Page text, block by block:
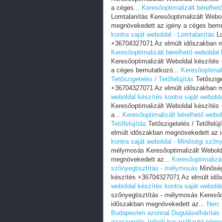
a céges... Keresőoptimalizált
Lomtalanítás Keresőoptimalizált
megnövekedett az igény a céges
kontra saját weboldal - Lomtalanítás
+36704327071 Az elmúlt időszakban
Keresőoptimalizált bérelhető
Keresőoptimalizált Weboldal
a céges bemutatkozó...
Tetőszigetelés / Tetőfelújítás
+36704327071 Az elmúlt időszakban
weboldal készítés kontra saját
Keresőoptimalizált Weboldal
a... Keresőoptimalizált bérelhető
Tetőfelújítás Tetőszigetelés /
elmúlt időszakban megnövekedett az
kontra saját weboldal - Minőségi
mélymosás Keresőoptimalizált
megnövekedett az...
szőnyegtisztítás - mélymosás
készítés +36704327071 Az elmúlt
weboldal készítés kontra saját
szőnyegtisztítás - mélymosás
időszakban megnövekedett az...
Budapesten azonnal